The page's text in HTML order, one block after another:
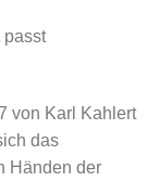
passt
von Karl Kahlert
das
Händen der